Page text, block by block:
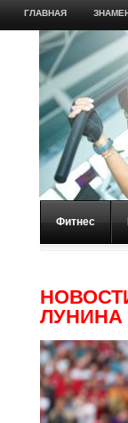
ГЛАВНАЯ
Фитнес